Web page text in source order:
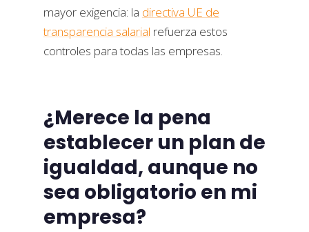
mayor exigencia: la directiva UE de
transparencia salarial refuerza estos
controles para todas las empresas.
¿Merece la pena
establecer un plan de
igualdad, aunque no
sea obligatorio en mi
empresa?